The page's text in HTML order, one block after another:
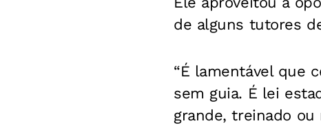
de alguns tutores
“É lamentável que
sem guia. É lei
grande, treinado ou